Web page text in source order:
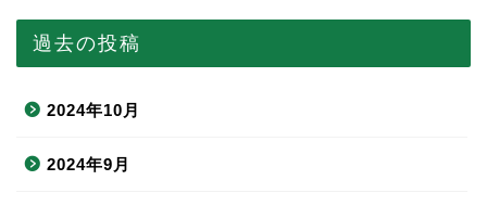
過去の投稿
2024年10月
2024年9月